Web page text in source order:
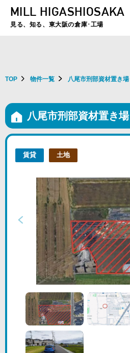
夏季休暇のお知らせ：2026年8月8日(土)～
MILL HIGASHIOSAKA
見る、知る、東大阪の倉庫･工場
TOP 物件一覧 八尾市刑部資材置き
八尾市刑部資材置き
賃貸 土地